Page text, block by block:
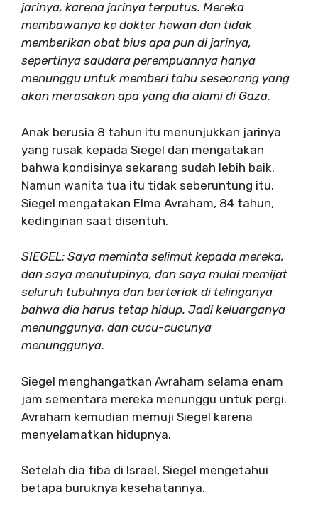
jarinya, karena jarinya terputus. Mereka
membawanya ke dokter hewan dan tidak
memberikan obat bius apa pun di jarinya,
sepertinya saudara perempuannya hanya
menunggu untuk memberi tahu seseorang yang
akan merasakan apa yang dia alami di Gaza.
Anak berusia 8 tahun itu menunjukkan jarinya
yang rusak kepada Siegel dan mengatakan
bahwa kondisinya sekarang sudah lebih baik.
Namun wanita tua itu tidak seberuntung itu.
Siegel mengatakan Elma Avraham, 84 tahun,
kedinginan saat disentuh.
SIEGEL: Saya meminta selimut kepada mereka,
dan saya menutupinya, dan saya mulai memijat
seluruh tubuhnya dan berteriak di telinganya
bahwa dia harus tetap hidup. Jadi keluarganya
menunggunya, dan cucu-cucunya
menunggunya.
Siegel menghangatkan Avraham selama enam
jam sementara mereka menunggu untuk pergi.
Avraham kemudian memuji Siegel karena
menyelamatkan hidupnya.
Setelah dia tiba di Israel, Siegel mengetahui
betapa buruknya kesehatannya.